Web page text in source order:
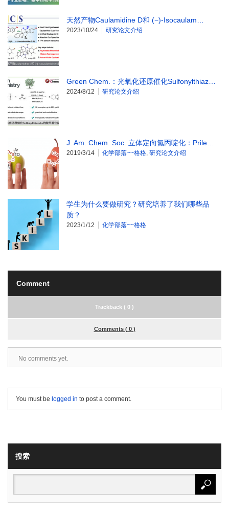
天然产物Caulamidine D和 (−)-Isocaulam…
2023/10/24 研究论文介绍
Green Chem.：光氧化还原催化Sulfonylthiaz…
2024/8/12 研究论文介绍
J. Am. Chem. Soc. 立体定向氮丙啶化：Prile…
2019/3/14 化学部落~~格格, 研究论文介绍
学生为什么要做研究？研究培养了我们哪些品
质？
2023/1/12 化学部落~~格格
Comment
Trackback ( 0 )
Comments ( 0 )
No comments yet.
You must be logged in to post a comment.
搜索